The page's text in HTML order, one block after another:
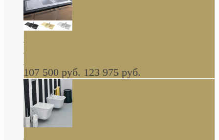
керамическая мойка 1160 x 510 мм белая,
серая, черная, бежевая В НАЛИЧИИ
107 500 руб. 123 975 руб.